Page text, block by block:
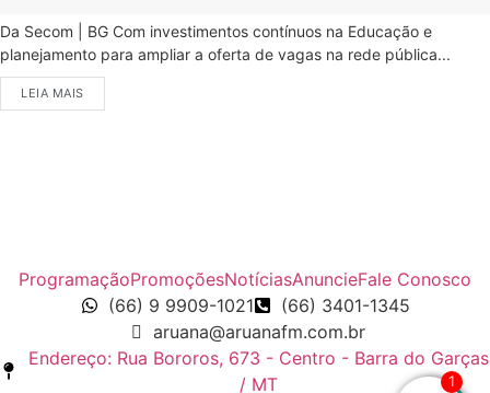
Da Secom | BG Com investimentos contínuos na Educação e
planejamento para ampliar a oferta de vagas na rede pública...
LEIA MAIS
ProgramaçãoPromoçõesNotíciasAnuncieFale Conosco
(66) 9 9909-1021
(66) 3401-1345
aruana@aruanafm.com.br
Endereço: Rua Bororos, 673 - Centro - Barra do Garças
/ MT
1